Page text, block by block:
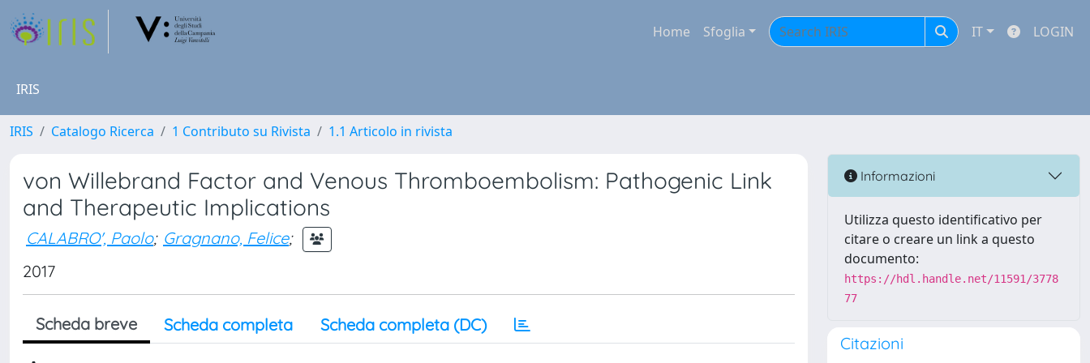
Home Sfoglia IT LOGIN
IRIS
IRIS Catalogo Ricerca 1 Contributo su Rivista 1.1 Articolo in rivista
von Willebrand Factor and Venous Thromboembolism: Pathogenic Link
and Therapeutic Implications
CALABRO', Paolo; Gragnano, Felice;
2017
Scheda breve Scheda completa Scheda completa (DC)
Informazioni
Utilizza questo identificativo per
citare o creare un link a questo
documento:
https://hdl.handle.net/11591/3778
77
Citazioni